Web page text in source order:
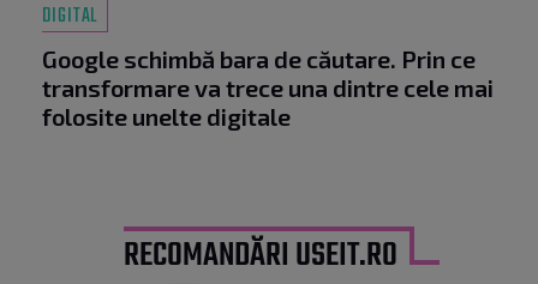
DIGITAL
Google schimbă bara de căutare. Prin ce
transformare va trece una dintre cele mai
folosite unelte digitale
RECOMANDĂRI USEIT.RO